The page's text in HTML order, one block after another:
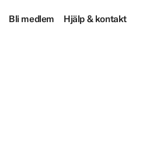
Bli medlem Hjälp & kontakt